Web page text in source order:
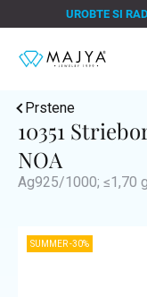
na
UROBTE SI
Prstene
10351
NOA
Ag925/1000; ≤1,70 g
SUMMER -30%